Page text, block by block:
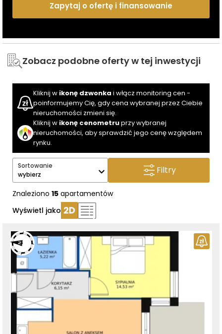
Zapytaj o ofertę i finansowanie
Zobacz podobne oferty w tej inwestycji
Kliknij w ikonę dzwonka i włącz monitoring cen -
poinformujemy Cię, gdy cena wybranej przez Ciebie
nieruchomości zmieni się.
Kliknij w ikonę cenometruprzy wybranej
nieruchomości, aby sprawdzić jego cenę względem
rynku.
Filtry
Sortowanie
wybierz
Znaleziono 15 apartamentów
Wyświetl jako